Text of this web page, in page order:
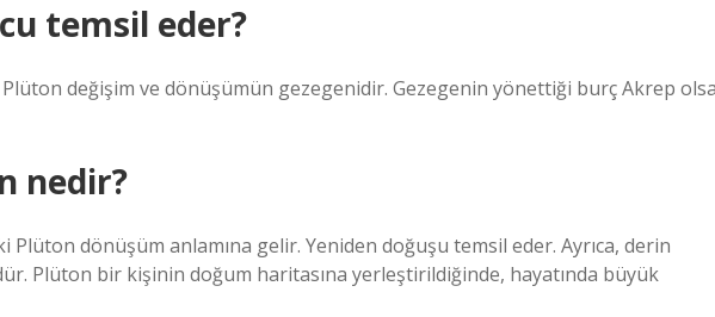
temsil eder?
Plüton değişim ve dönüşümün gezegenidir. Gezegenin yönettiği burç Akrep
nedir?
Plüton dönüşüm anlamına gelir. Yeniden doğuşu temsil eder. Ayrıca, derin
Plüton bir kişinin doğum haritasına yerleştirildiğinde, hayatında büyük